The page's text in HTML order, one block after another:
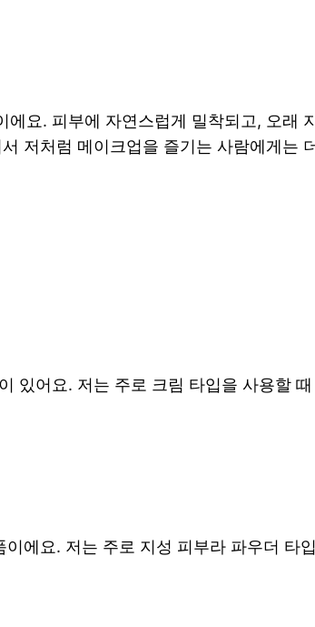
요. 피부에 자연스럽게 밀착되고, 오래
저처럼 메이크업을 즐기는 사람에게는
있어요. 저는 주로 크림 타입을 사용할
에요. 저는 주로 지성 피부라 파우더 타